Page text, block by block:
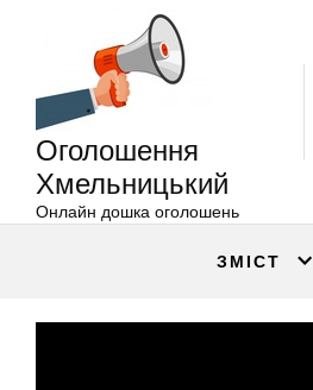
Оголошення
Хмельницький
Онлайн дошка оголошень
ЗМІСТ